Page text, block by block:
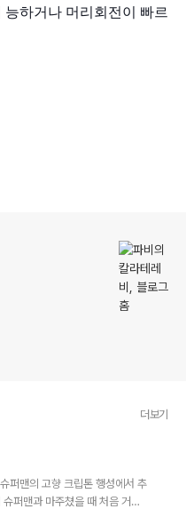
하거나 머리회전이 빠르
더보기
퍼맨의 고향 크립톤 행성에서 추
퍼맨과 마주쳤을 때 처음 거엔